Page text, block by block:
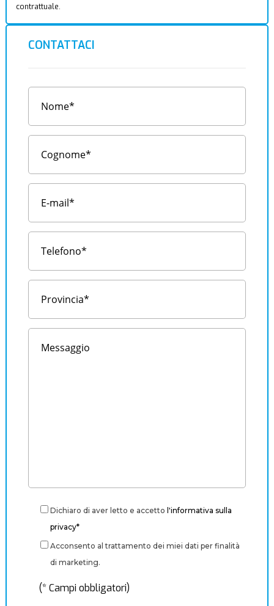
contrattuale.
CONTATTACI
Dichiaro di aver letto e accetto l'informativa sulla
privacy*
Acconsento al trattamento dei miei dati per finalità
di marketing.
(* Campi obbligatori)